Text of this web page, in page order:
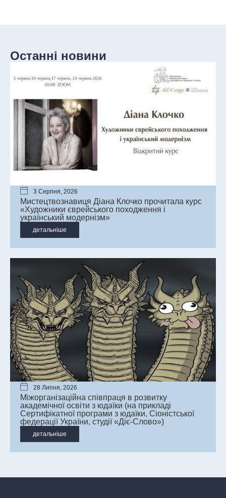
Останні новини
3 Серпня, 2026
Мистецтвознавиця Діана Клочко прочитала курс
«Художники єврейського походження і
український модернізм»
детальніше
28 Липня, 2026
Міжорганізаційна співпраця в розвитку
академічної освіти з юдаїки (на прикладі
Сертифікатної програми з юдаїки, Сіоністської
федерації України, студії «Діє-Слово»)
детальніше